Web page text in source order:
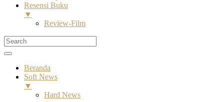
Resensi Buku
▼
Review-Film
Beranda
Soft News
▼
Hard News